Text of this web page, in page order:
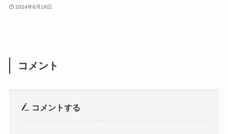
2024年8月19日
コメント
コメントする